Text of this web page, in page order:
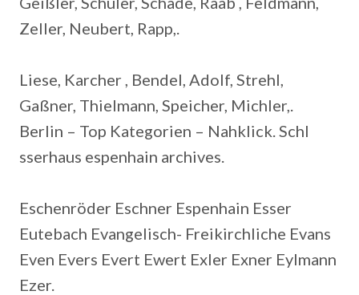
Zeller, Neubert, Rapp,.
Liese, Karcher , Bendel, Adolf, Strehl,
Gaßner, Thielmann, Speicher, Michler,.
Berlin – Top Kategorien – Nahklick.Schl
sserhaus espenhain archives.
Eschenröder Eschner Espenhain Esser
Eutebach Evangelisch- Freikirchliche Evans
Even Evers Evert Ewert Exler Exner Eylmann
Ezer.